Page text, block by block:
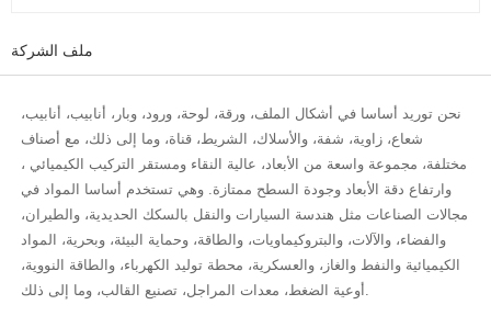
ملف الشركة
نحن توريد أساسا في أشكال الملف، ورقة، لوحة، ورود، وبار، أنابيب، أنابيب،
شعاع، زاوية، شفة، والأسلاك، الشريط، قناة، وما إلى ذلك، مع أصناف
مختلفة، مجموعة واسعة من الأبعاد، عالية النقاء ومستقر التركيب الكيميائي ،
وارتفاع دقة الأبعاد وجودة السطح ممتازة. وهي تستخدم أساسا المواد في
مجالات الصناعات مثل هندسة السيارات والنقل بالسكك الحديدية، والطيران،
والفضاء، والآلات، والبتروكيماويات، والطاقة، وحماية البيئة، وبحرية، المواد
الكيميائية والنفط والغاز، والعسكرية، محطة توليد الكهرباء، والطاقة النووية،
أوعية الضغط، معدات المراجل، تصنيع القالب، وما إلى ذلك.